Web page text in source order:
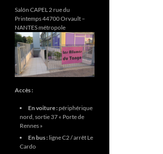
Salón CAPEL 2 rue du
Printemps 44700 Orvault –
NANTES métropole
Accès :
En voiture : périphérique
nord, sortie 37 « Porte de
Rennes »
En bus : ligne C2 / arrêt Le
Cardo